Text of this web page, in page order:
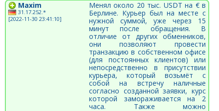
Maxim
31.17.252.*
[2022-11-30 23:41:10]
Менял около 20 тыс. USDT на € в
Берлине. Курьер был на месте с
нужной суммой, уже через 15
минут после обращения. В
отличие от других обменников,
они позволяют провести
транзакцию в собственном офисе
(для постоянных клиентов) или
непосредственно в присутствии
курьера, который возьмёт с
собой на встречу наличные
согласно созданной заявки, курс
которой замораживается на 2
часа. Также можно